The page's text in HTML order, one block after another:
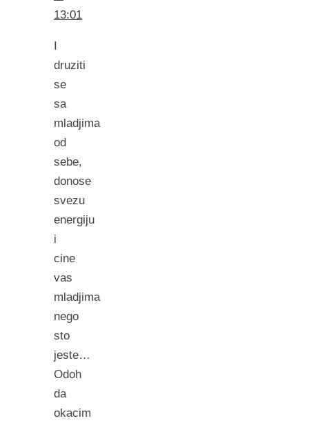
13:01
I
druziti
se
sa
mladjima
od
sebe,
donose
svezu
energiju
i
cine
vas
mladjima
nego
sto
jeste…
Odoh
da
okacim